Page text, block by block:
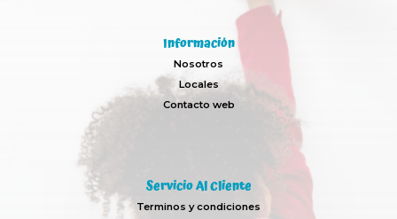
Información
Nosotros
Locales
Contacto web
Servicio Al Cliente
Terminos y condiciones